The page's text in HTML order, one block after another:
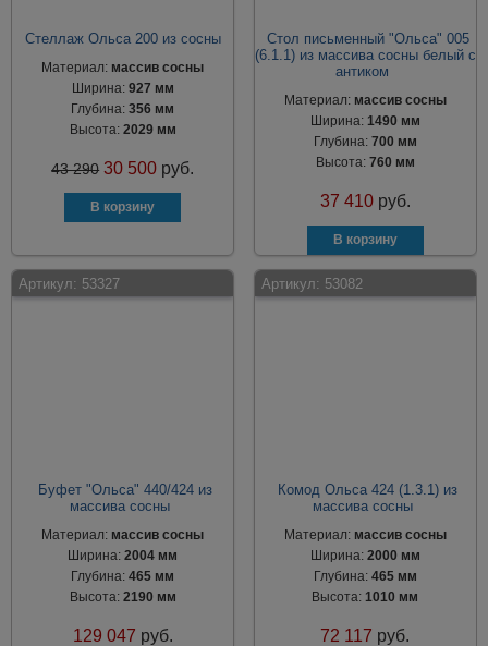
Стеллаж Ольса 200 из сосны
Материал: массив сосны
Ширина: 927 мм
Глубина:356 мм
Высота: 2029 мм
43 290 30 500 руб.
Стол письменный "Ольса" 005
(6.1.1) из массива сосны белый с
антиком
Материал: массив сосны
Ширина: 1490 мм
Глубина: 700 мм
Высота: 760 мм
37 410 руб.
Артикул: 53327
Буфет "Ольса" 440/424 из
массива сосны
Материал: массив сосны
Ширина:2004 мм
Глубина:465 мм
Высота: 2190 мм
129 047 руб.
Артикул: 53082
Комод Ольса 424 (1.3.1) из
массива сосны
Материал: массив сосны
Ширина: 2000 мм
Глубина: 465 мм
Высота:1010 мм
72 117 руб.